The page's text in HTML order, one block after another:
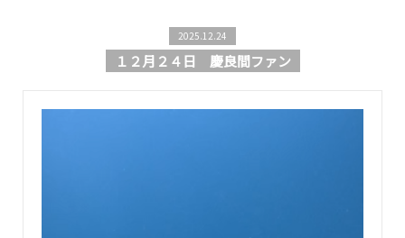
2025.12.24
１２月２４日 慶良間ファン